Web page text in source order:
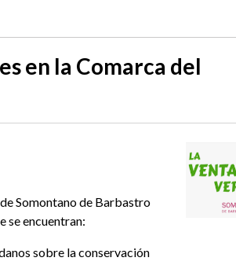
en la Comarca del
Somontano de Barbastro
se encuentran:
sobre la conservación